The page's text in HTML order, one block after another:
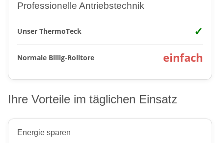
Professionelle Antriebstechnik
Unser ThermoTeck ✓
Normale Billig-Rolltore einfach
Ihre Vorteile im täglichen Einsatz
Energie sparen